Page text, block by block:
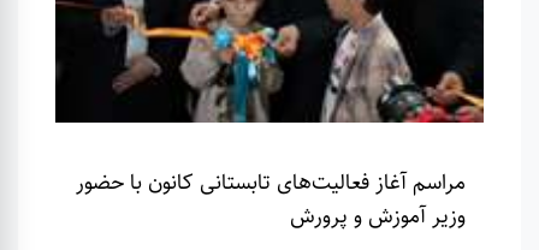
مراسم آغاز فعالیت‌های تابستانی کانون با حضور
وزیر آموزش و پرورش